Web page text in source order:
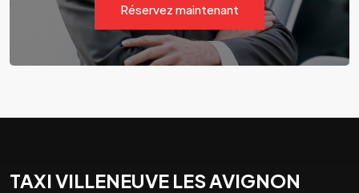
Réservez maintenant
TAXI VILLENEUVE LES AVIGNON